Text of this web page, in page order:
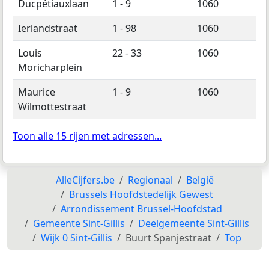
Ducpétiauxlaan 1 - 9
1060
Ierlandstraat
1 - 98
1060
Louis
Moricharplein
22 - 33 1060
Maurice
Wilmottestraat
1 - 9 1060
Toon alle 15 rijen met adressen...
AlleCijfers.be Regionaal
België
Brussels Hoofdstedelijk Gewest
Arrondissement Brussel-Hoofdstad
Gemeente Sint-Gillis
Deelgemeente Sint-Gillis
Wijk 0 Sint-Gillis
Buurt Spanjestraat Top